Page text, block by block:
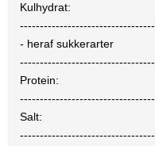
Kulhydrat:
----------------------------------
- heraf sukkerarter
----------------------------------
Protein:
----------------------------------
Salt:
----------------------------------